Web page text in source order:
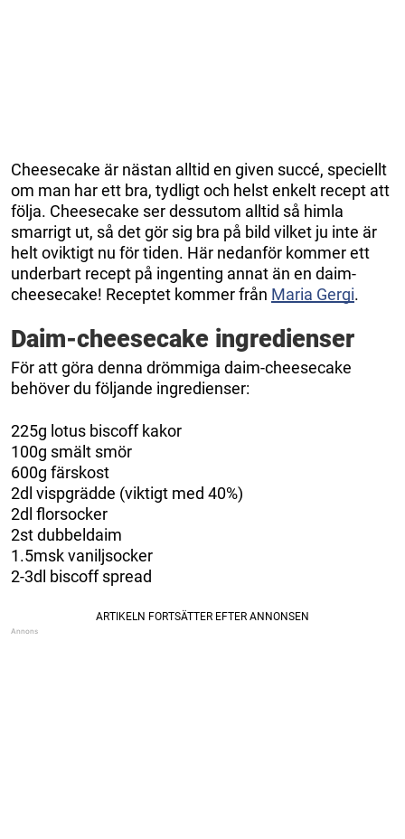
Cheesecake är nästan alltid en given succé, speciellt
om man har ett bra, tydligt och helst enkelt recept att
följa. Cheesecake ser dessutom alltid så himla
smarrigt ut, så det gör sig bra på bild vilket ju inte är
helt oviktigt nu för tiden. Här nedanför kommer ett
underbart recept på ingenting annat än en daim-
cheesecake! Receptet kommer från Maria Gergi.
Daim-cheesecake ingredienser
För att göra denna drömmiga daim-cheesecake
behöver du följande ingredienser:
225g lotus biscoff kakor
100g smält smör
600g färskost
2dl vispgrädde (viktigt med 40%)
2dl florsocker
2st dubbeldaim
1.5msk vaniljsocker
2-3dl biscoff spread